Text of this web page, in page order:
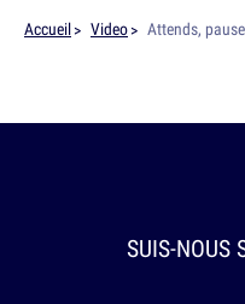
Accueil Video Attends,
SUIS-NOUS